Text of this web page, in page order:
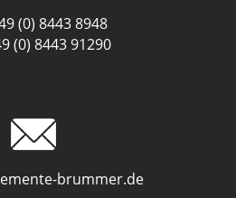
(0) 8443 8948
(0) 8443 91290
brummer.de